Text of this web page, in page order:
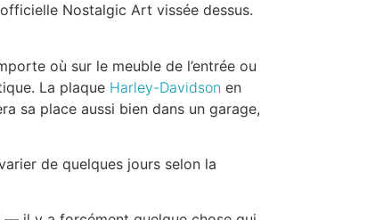
Nostalgic Art vissée dessus.
où sur le meuble de l’entrée ou
La plaque Harley-Davidson en
sa place aussi bien dans un garage,
de quelques jours selon la